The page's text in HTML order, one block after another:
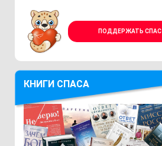
ПОДДЕРЖАТЬ СПАС
КНИГИ СПАСА